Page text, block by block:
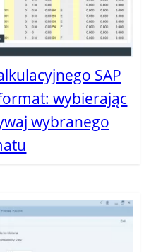
SAP
wybierając
wybranego